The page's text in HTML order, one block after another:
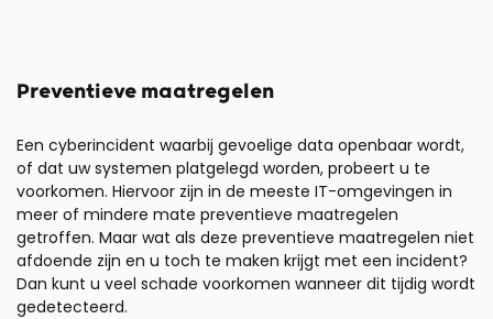
Preventieve maatregelen
Een cyberincident waarbij gevoelige data openbaar wordt,
of dat uw systemen platgelegd worden, probeert u te
voorkomen. Hiervoor zijn in de meeste IT-omgevingen in
meer of mindere mate preventieve maatregelen
getroffen. Maar wat als deze preventieve maatregelen niet
afdoende zijn en u toch te maken krijgt met een incident?
Dan kunt u veel schade voorkomen wanneer dit tijdig wordt
gedetecteerd.